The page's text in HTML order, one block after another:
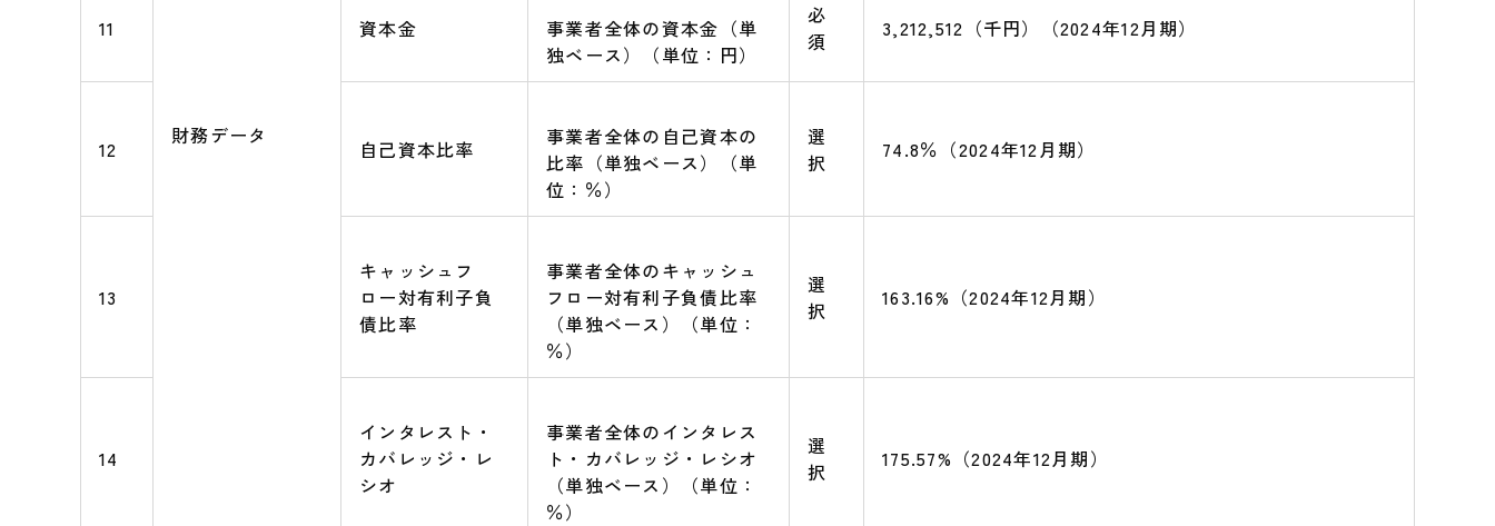
財務データ
11 資本金
事業者全体の資本金（単
独ベース）（単位：円）
必
須
3,212,512（千円）（2024年12月期）
12 自己資本比率
事業者全体の自己資本の
比率（単独ベース）（単
位：％）
選
択
74.8％（2024年12月期）
13
キャッシュフ
ロー対有利子負
債比率
事業者全体のキャッシュ
フロー対有利子負債比率
（単独ベース）（単位：
％）
選
択
163.16%（2024年12月期）
14
インタレスト・
カバレッジ・レ
シオ
事業者全体のインタレス
ト・カバレッジ・レシオ
（単独ベース）（単位：
％）
選
択
175.57%（2024年12月期）